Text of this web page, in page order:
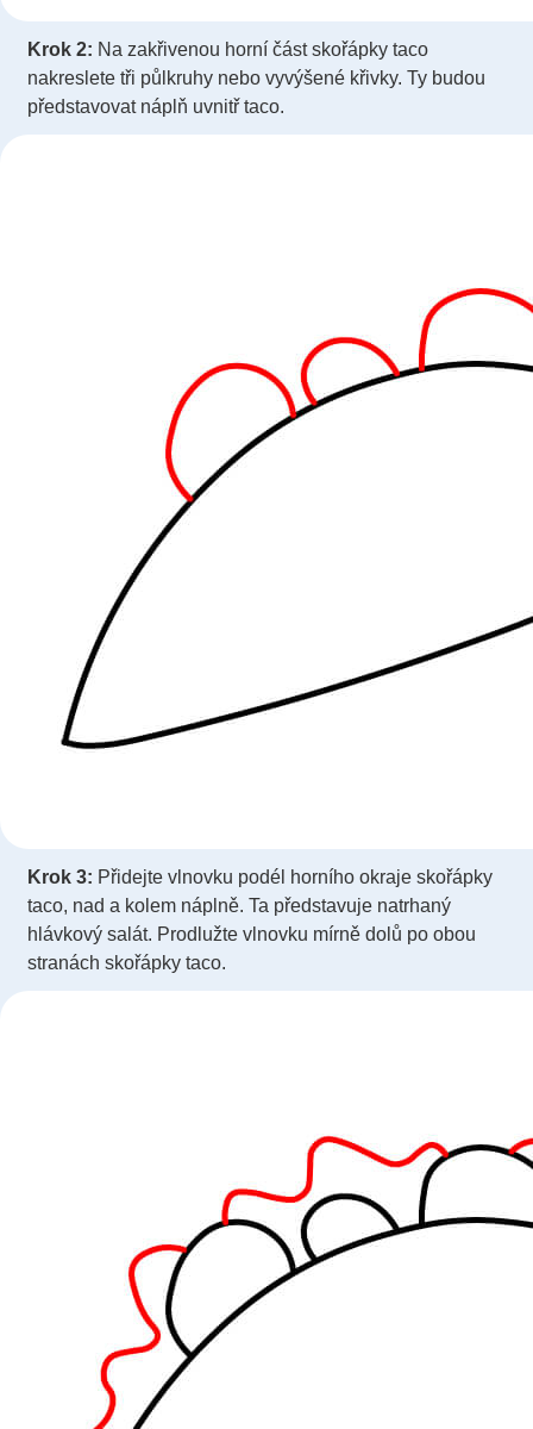
Krok 2: Na zakřivenou horní část skořápky taco
nakreslete tři půlkruhy nebo vyvýšené křivky. Ty budou
představovat náplň uvnitř taco.
Krok 3: Přidejte vlnovku podél horního okraje skořápky
taco, nad a kolem náplně. Ta představuje natrhaný
hlávkový salát. Prodlužte vlnovku mírně dolů po obou
stranách skořápky taco.